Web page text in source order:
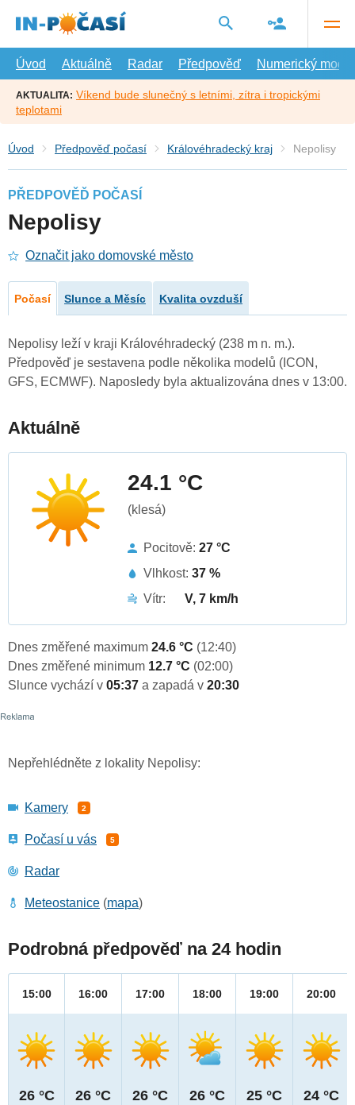
hlavní
Úvod
Aktuálně Radar Předpověď Numerický model
AKTUALITA: Víkend bude slunečný s letními, zítra i tropickými
teplotami
Úvod Předpověď počasí Královéhradecký kraj Nepolisy
PŘEDPOVĚĎ POČASÍ
Nepolisy
Označit jako domovské město
Počasí Slunce a Měsíc Kvalita ovzduší
Nepolisy leží v kraji Královéhradecký (238 m n. m.).
Předpověď je sestavena podle několika modelů (ICON,
GFS, ECMWF). Naposledy byla aktualizována dnes v 13:00.
Aktuálně
24.1 °C
(klesá)
Pocitově: 27 °C
Vlhkost: 37 %
Vítr:
V, 7 km/h
Dnes změřené maximum 24.6 °C (12:40)
Dnes změřené minimum 12.7 °C (02:00)
Slunce vychází v 05:37 a zapadá v 20:30
Nepřehlédněte z lokality Nepolisy:
Kamery 2
Počasí u vás 5
Radar
Meteostanice (mapa)
Podrobná předpověď na 24 hodin
15:00
26 °C
16:00
26 °C
17:00
26 °C
18:00
26 °C
19:00
25 °C
20:00
24 °C